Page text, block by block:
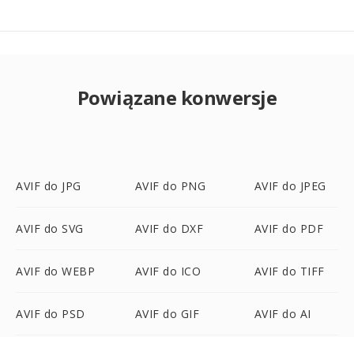
Powiązane konwersje
AVIF do JPG AVIF do PNG AVIF do JPEG
AVIF do SVG AVIF do DXF AVIF do PDF
AVIF do WEBP AVIF do ICO AVIF do TIFF
AVIF do PSD AVIF do GIF AVIF do AI